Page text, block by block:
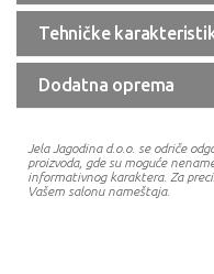
Tehničke
Dodatna oprema
Jela Jagodina d.o.o. se odriče
proizvoda, gde su moguće
informativnog karaktera. Za
Vašem salonu nameštaja.